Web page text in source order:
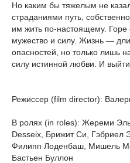
Но каким бы тяжелым не
страданиями путь,
им жить по-настоящему. Горе
мужество и силу. Жизнь —
опасностей, но только лишь
силу истинной любви. И
Режиссер (film director):
В ролях (in roles): Жереми
Desseix, Брижит Си, Гэбриел
Филипп Лоденбаш, Мишель
Бастьен Буллон